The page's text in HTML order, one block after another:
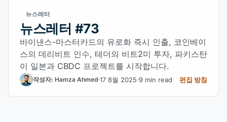
뉴스레터
뉴스레터 #73
바이낸스-마스터카드의 유로화 즉시 인출, 코인베이
스의 데리비트 인수, 테더의 비트2미 투자, 파키스탄
이 일본과 CBDC 프로젝트를 시작합니다.
작성자: Hamza Ahmed 17 8월 2025 9 min read 편집 방침